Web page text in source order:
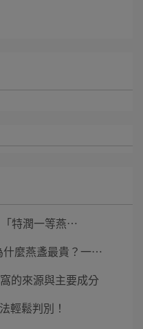
特潤一等燕⋯
什麼燕盞最貴？一⋯
的來源與主要成分
輕鬆判別！